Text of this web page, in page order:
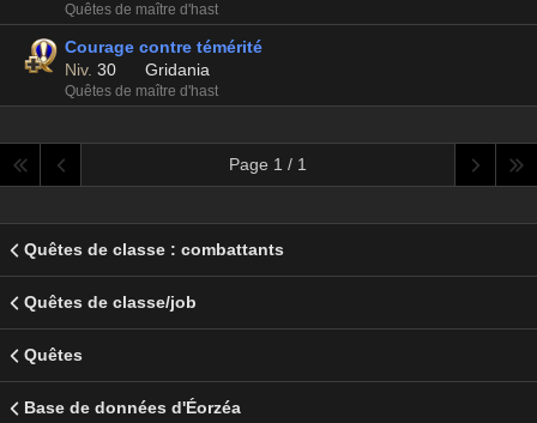
Quêtes de maître d'hast
Courage contre témérité
Niv. 30 Gridania
Quêtes de maître d'hast
Page 1 / 1
Quêtes de classe : combattants
Quêtes de classe/job
Quêtes
Base de données d'Éorzéa